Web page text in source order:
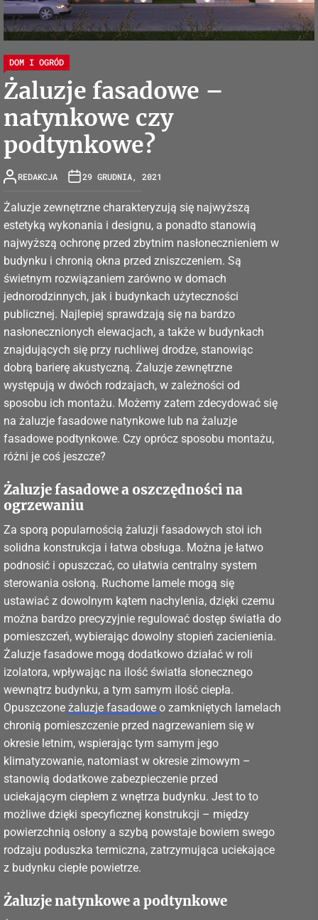
DOM I OGRÓD
Żaluzje fasadowe –
natynkowe czy
podtynkowe?
REDAKCJA 29 GRUDNIA, 2021
Żaluzje zewnętrzne charakteryzują się najwyższą
estetyką wykonania i designu, a ponadto stanowią
najwyższą ochronę przed zbytnim nasłonecznieniem w
budynku i chronią okna przed zniszczeniem. Są
świetnym rozwiązaniem zarówno w domach
jednorodzinnych, jak i budynkach użyteczności
publicznej. Najlepiej sprawdzają się na bardzo
nasłonecznionych elewacjach, a także w budynkach
znajdujących się przy ruchliwej drodze, stanowiąc
dobrą barierę akustyczną. Żaluzje zewnętrzne
występują w dwóch rodzajach, w zależności od
sposobu ich montażu. Możemy zatem zdecydować się
na żaluzje fasadowe natynkowe lub na żaluzje
fasadowe podtynkowe. Czy oprócz sposobu montażu,
różni je coś jeszcze?
Żaluzje fasadowe a oszczędności na
ogrzewaniu
Za sporą popularnością żaluzji fasadowych stoi ich
solidna konstrukcja i łatwa obsługa. Można je łatwo
podnosić i opuszczać, co ułatwia centralny system
sterowania osłoną. Ruchome lamele mogą się
ustawiać z dowolnym kątem nachylenia, dzięki czemu
można bardzo precyzyjnie regulować dostęp światła do
pomieszczeń, wybierając dowolny stopień zacienienia.
Żaluzje fasadowe mogą dodatkowo działać w roli
izolatora, wpływając na ilość światła słonecznego
wewnątrz budynku, a tym samym ilość ciepła.
Opuszczone żaluzje fasadowe o zamkniętych lamelach
chronią pomieszczenie przed nagrzewaniem się w
okresie letnim, wspierając tym samym jego
klimatyzowanie, natomiast w okresie zimowym –
stanowią dodatkowe zabezpieczenie przed
uciekającym ciepłem z wnętrza budynku. Jest to to
możliwe dzięki specyficznej konstrukcji – między
powierzchnią osłony a szybą powstaje bowiem swego
rodzaju poduszka termiczna, zatrzymująca uciekające
z budynku ciepłe powietrze.
Żaluzje natynkowe a podtynkowe